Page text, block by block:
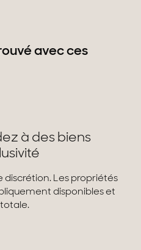
avec vues
avec ces
à des biens
discrétion. Les propriétés
disponibles et